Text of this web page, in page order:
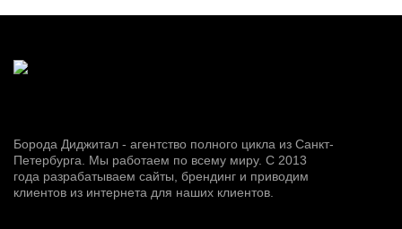
Борода Диджитал - агентство полного цикла из Санкт-
Петербурга. Мы работаем по всему миру. С 2013
года разрабатываем сайты, брендинг и приводим
клиентов из интернета для наших клиентов.